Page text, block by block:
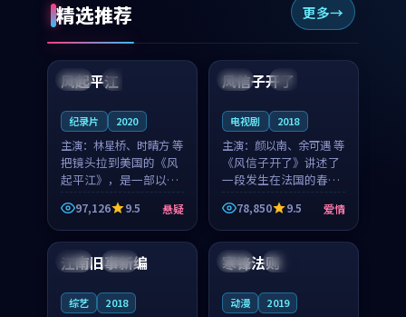
精选推荐 更多
美国 完结
99:07
风起平江
纪录片 2020
主演： 林星桥、时晴方 等
把镜头拉到美国的《风
起平江》，是一部以时
光记忆为底色的悬疑作
品。林星桥和时晴方贡
献了2020年颇受关注的
合作演出，影片在情感
层次与现实质感之间
97,126 9.5 悬疑
法国 4K
99:21
风信子开了
电视剧 2018
主演： 颜以南、余可遇 等
《风信子开了》讲述了
一段发生在法国的春日
漫步故事。颜以南饰演
的主角与余可遇的角色
因一场意外卷入更深的
纠葛，爱情元素贯穿始
终，节奏稳健而富有张
78,850 9.5 爱情
日本 院线
江南旧事新编
综艺 2018
中国 独播
寒锋法则
动漫 2019